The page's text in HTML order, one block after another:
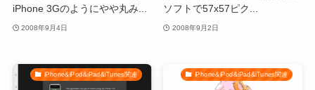
iPhone 3Gのようにやや丸み...
2008年9月4日
ソフトで57x57ピク...
2008年9月2日
iPhone&iPod&iPad&iTunes関連 iPhone&iPod&iPad&iTunes関連